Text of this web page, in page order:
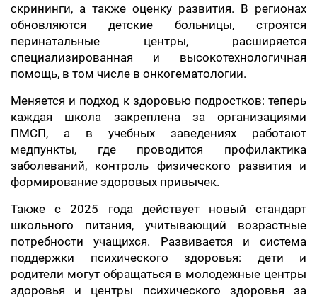
скрининги, а также оценку развития. В регионах
обновляются детские больницы, строятся
перинатальные центры, расширяется
специализированная и высокотехнологичная
помощь, в том числе в онкогематологии.
Меняется и подход к здоровью подростков: теперь
каждая школа закреплена за организациями
ПМСП, а в учебных заведениях работают
медпункты, где проводится профилактика
заболеваний, контроль физического развития и
формирование здоровых привычек.
Также с 2025 года действует новый стандарт
школьного питания, учитывающий возрастные
потребности учащихся. Развивается и система
поддержки психического здоровья: дети и
родители могут обращаться в молодежные центры
здоровья и центры психического здоровья за